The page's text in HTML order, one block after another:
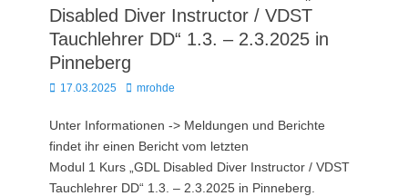
Disabled Diver Instructor / VDST
Tauchlehrer DD“ 1.3. – 2.3.2025 in
Pinneberg
Posted
17.03.2025 Autor
mrohde
Unter Informationen -> Meldungen und Berichte
findet ihr einen Bericht vom letzten
Modul 1 Kurs „GDL Disabled Diver Instructor / VDST
Tauchlehrer DD“ 1.3. – 2.3.2025 in Pinneberg.